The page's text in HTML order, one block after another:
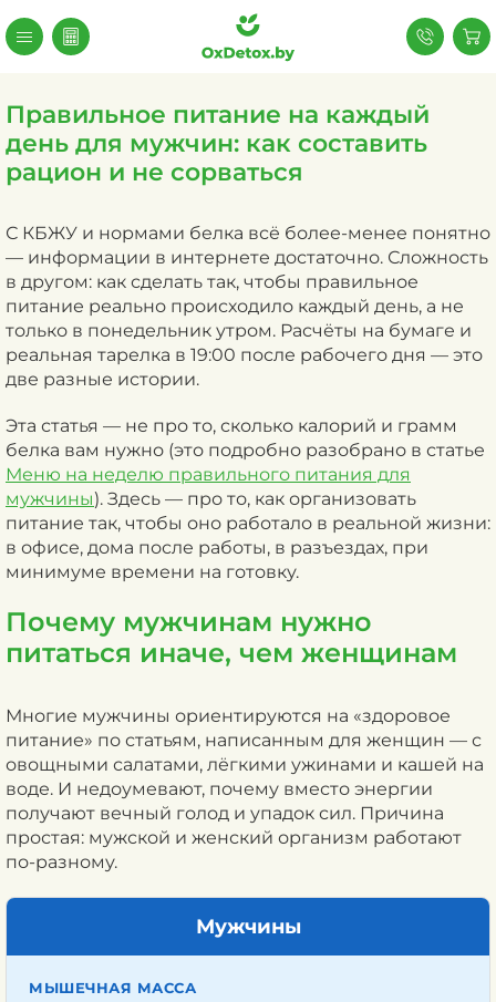
Правильное питание на каждый
день для мужчин: как составить
рацион и не сорваться
С КБЖУ и нормами белка всё более-менее понятно
— информации в интернете достаточно. Сложность
в другом: как сделать так, чтобы правильное
питание реально происходило каждый день, а не
только в понедельник утром. Расчёты на бумаге и
реальная тарелка в 19:00 после рабочего дня — это
две разные истории.
Эта статья — не про то, сколько калорий и грамм
белка вам нужно (это подробно разобрано в статье
Меню на неделю правильного питания для
мужчины). Здесь — про то, как организовать
питание так, чтобы оно работало в реальной жизни:
в офисе, дома после работы, в разъездах, при
минимуме времени на готовку.
Почему мужчинам нужно
питаться иначе, чем женщинам
Многие мужчины ориентируются на «здоровое
питание» по статьям, написанным для женщин — с
овощными салатами, лёгкими ужинами и кашей на
воде. И недоумевают, почему вместо энергии
получают вечный голод и упадок сил. Причина
простая: мужской и женский организм работают
по-разному.
Мужчины
МЫШЕЧНАЯ МАССА